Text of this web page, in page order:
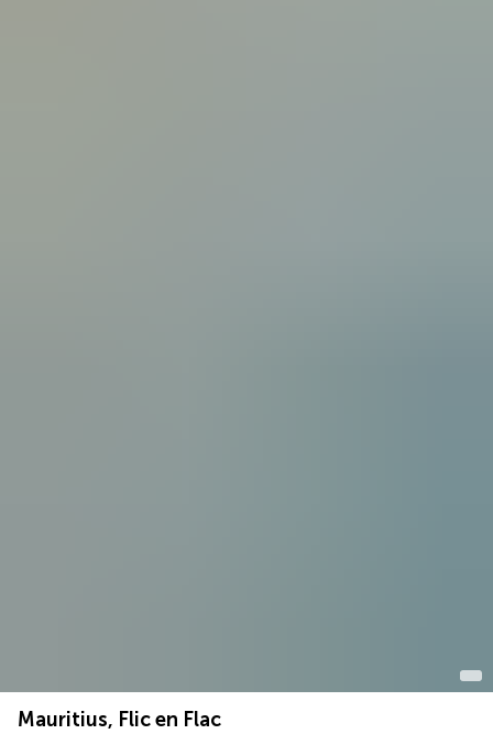
Mauritius, Flic en Flac